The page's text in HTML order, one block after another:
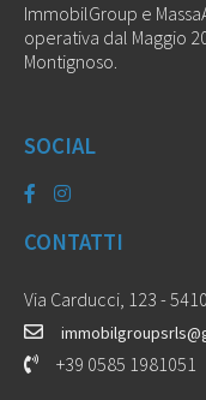
ImmobilGroup e
operativa dal Maggio
Montignoso.
SOCIAL
CONTATTI
Via Carducci, 123 -
+39 0585 1981051